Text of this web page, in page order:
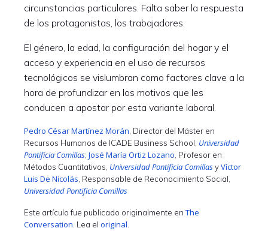
circunstancias particulares. Falta saber la respuesta
de los protagonistas, los trabajadores.
El género, la edad, la configuración del hogar y el
acceso y experiencia en el uso de recursos
tecnológicos se vislumbran como factores clave a la
hora de profundizar en los motivos que les
conducen a apostar por esta variante laboral.
Pedro César Martínez Morán, Director del Máster en
Recursos Humanos de ICADE Business School, Universidad
Pontificia Comillas; José María Ortiz Lozano, Profesor en
Métodos Cuantitativos, Universidad Pontificia ComillasyVíctor
Luis De Nicolás, Responsable de Reconocimiento Social,
Universidad Pontificia Comillas
Este artículo fue publicado originalmente en The
Conversation. Lea el original.